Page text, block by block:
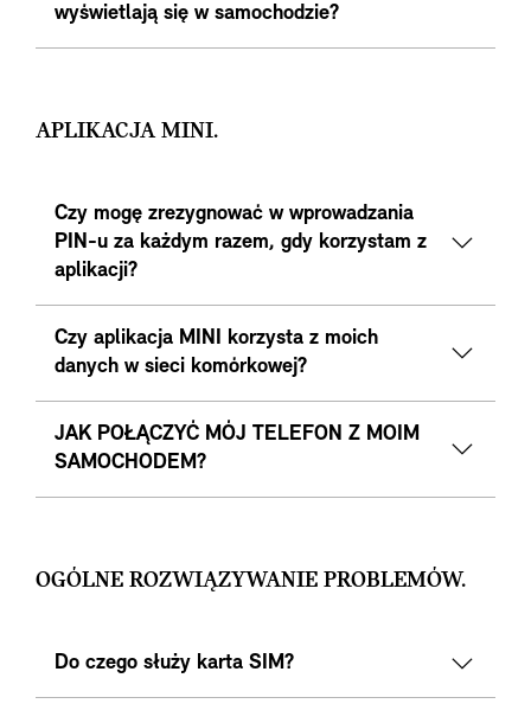
wyświetlają się w samochodzie?
APLIKACJA MINI.
Czy mogę zrezygnować w wprowadzania
PIN-u za każdym razem, gdy korzystam z
aplikacji?
Czy aplikacja MINI korzysta z moich
danych w sieci komórkowej?
JAK POŁĄCZYĆ MÓJ TELEFON Z MOIM
SAMOCHODEM?
OGÓLNE ROZWIĄZYWANIE PROBLEMÓW.
Do czego służy karta SIM?